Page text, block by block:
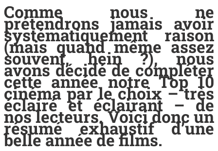
Comme nous ne
prétendrons jamais avoir
systématiquement raison
(mais quand même assez
souvent, hein ?), nous
avons décidé de compléter
cette année notre Top 10
cinéma par le choix – très
éclairé et éclairant – de
nos lecteurs. Voici donc un
résumé exhaustif d’une
belle année de films.